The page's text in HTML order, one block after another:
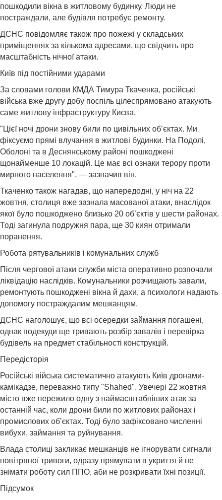
пошкодили вікна в житловому будинку. Люди не
постраждали, але будівля потребує ремонту.
ДСНС повідомляє також про пожежі у складських
приміщеннях за кількома адресами, що свідчить про
масштабність нічної атаки.
Київ під постійними ударами
За словами голови КМДА Тимура Ткаченка, російські
війська вже другу добу поспіль цілеспрямовано атакують
саме житлову інфраструктуру Києва.
"Цієї ночі дрони знову били по цивільних об’єктах. Ми
фіксуємо прямі влучання в житлові будинки. На Подолі,
Оболоні та в Деснянському районі пошкоджені
щонайменше 10 локацій. Це має всі ознаки терору проти
мирного населення", — зазначив він.
Ткаченко також нагадав, що напередодні, у ніч на 22
жовтня, столиця вже зазнала масованої атаки, внаслідок
якої було пошкоджено близько 20 об’єктів у шести районах.
Тоді загинула подружня пара, ще 30 киян отримали
поранення.
Робота рятувальників і комунальних служб
Після чергової атаки служби міста оперативно розпочали
ліквідацію наслідків. Комунальники розчищають завали,
ремонтують пошкоджені вікна й дахи, а психологи надають
допомогу постраждалим мешканцям.
ДСНС наголошує, що всі осередки займання погашені,
однак подекуди ще тривають розбір завалів і перевірка
будівель на предмет стабільності конструкцій.
Передісторія
Російські війська систематично атакують Київ дронами-
камікадзе, переважно типу "Shahed". Увечері 22 жовтня
місто вже пережило одну з наймасштабніших атак за
останній час, коли дрони били по житлових районах і
промислових об’єктах. Тоді було зафіксовано численні
вибухи, займання та руйнування.
Влада столиці закликає мешканців не ігнорувати сигнали
повітряної тривоги, одразу прямувати в укриття й не
знімати роботу сил ППО, аби не розкривати їхні позиції.
Підсумок